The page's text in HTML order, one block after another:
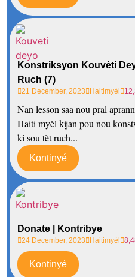
Konstriksyon Kouvèti
Ruch (7)
21 December, 2023 Haitimyèl
Nan lesson saa nou pral
Haiti myèl kijan pou nou
ki sou tèt ruch...
Kontinyé
Donate | Kontribye
24 December, 2023 Haitimyèl
Kontinyé